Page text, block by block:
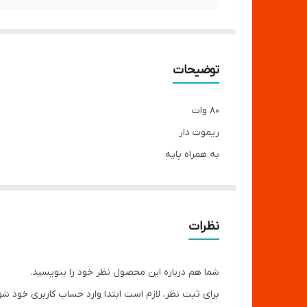
توضیحات
80 وات
ریموت دار
به همراه پایه
نظرات
شما هم درباره این محصول نظر خود را بنویسید.
برای ثبت نظر، لازم است ابتدا وارد حساب کاربری خود